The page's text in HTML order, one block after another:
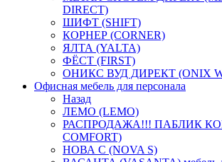
DIRECT)
ШИФТ (SHIFT)
КОРНЕР (CORNER)
ЯЛТА (YALTA)
ФЁСТ (FIRST)
ОНИКС ВУД ДИРЕКТ (ONIX
Офисная мебель для персонала
Назад
ЛЕМО (LEMO)
РАСПРОДАЖА!!! ПАБЛИК
COMFORT)
НОВА С (NOVA S)